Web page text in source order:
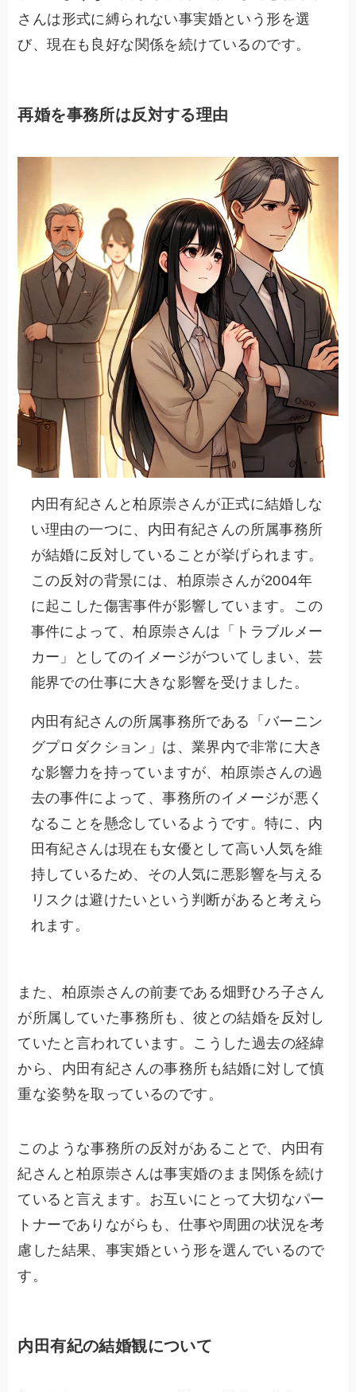
さんは形式に縛られない事実婚という形を選
び、現在も良好な関係を続けているのです。
再婚を事務所は反対する理由
内田有紀さんと柏原崇さんが正式に結婚しな
い理由の一つに、内田有紀さんの所属事務所
が結婚に反対していることが挙げられます。
この反対の背景には、柏原崇さんが2004年
に起こした傷害事件が影響しています。この
事件によって、柏原崇さんは「トラブルメー
カー」としてのイメージがついてしまい、芸
能界での仕事に大きな影響を受けました。
内田有紀さんの所属事務所である「バーニン
グプロダクション」は、業界内で非常に大き
な影響力を持っていますが、柏原崇さんの過
去の事件によって、事務所のイメージが悪く
なることを懸念しているようです。特に、内
田有紀さんは現在も女優として高い人気を維
持しているため、その人気に悪影響を与える
リスクは避けたいという判断があると考えら
れます。
また、柏原崇さんの前妻である畑野ひろ子さん
が所属していた事務所も、彼との結婚を反対し
ていたと言われています。こうした過去の経緯
から、内田有紀さんの事務所も結婚に対して慎
重な姿勢を取っているのです。
このような事務所の反対があることで、内田有
紀さんと柏原崇さんは事実婚のまま関係を続け
ていると言えます。お互いにとって大切なパー
トナーでありながらも、仕事や周囲の状況を考
慮した結果、事実婚という形を選んでいるので
す。
内田有紀の結婚観について